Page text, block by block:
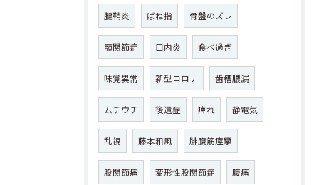
腱鞘炎 ばね指 骨盤のズレ
顎関節症 口内炎 食べ過ぎ
味覚異常 新型コロナ 歯槽膿漏
ムチウチ 後遺症 痺れ 静電気
乱視 藤本和風 腓腹筋痙攣
股関節痛 変形性股関節症 腹痛